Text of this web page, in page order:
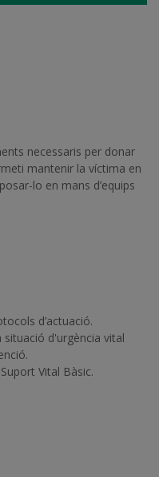
necessaris per donar
mantenir la víctima en
lo en mans d’equips
d’actuació.
d'urgència vital
Vital Bàsic.